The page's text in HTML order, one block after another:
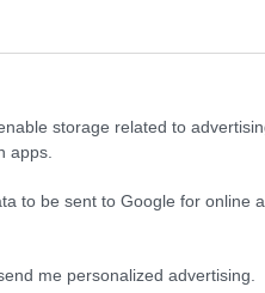
storage related to
apps.
to be sent to Google for online
me personalized advertising.
básica para verificar la
con regulaciones específicas.
conducir o tarjeta de identidad.
y notificaciones.